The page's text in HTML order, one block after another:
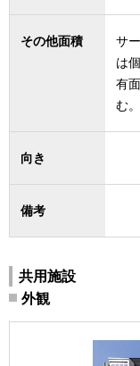
その他面積
サ
は
有
む。
向き
備考
共用施設
外観